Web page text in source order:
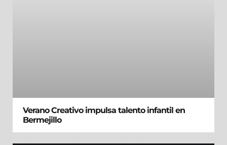
Verano Creativo impulsa talento infantil en
Bermejillo